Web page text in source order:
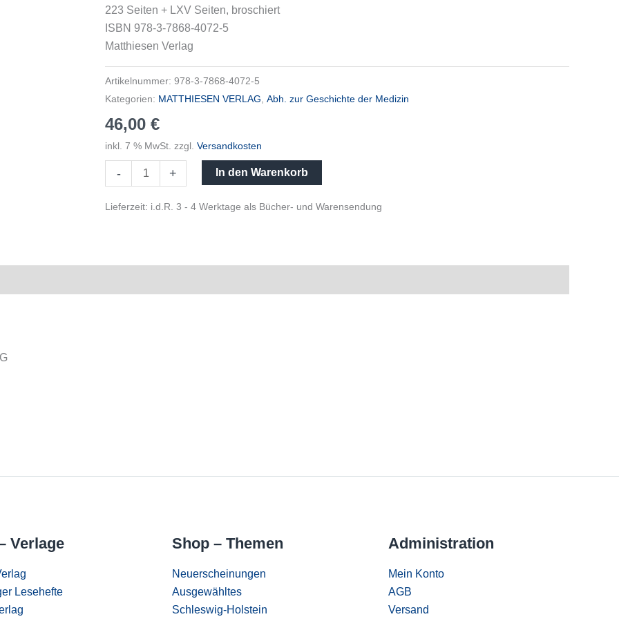
223 Seiten + LXV Seiten, broschiert
ISBN 978-3-7868-4072-5
Matthiesen Verlag
Artikelnummer: 978-3-7868-4072-5
Kategorien: MATTHIESEN VERLAG Abh. zur Geschichte der Medizin
46,00 €
inkl. 7 % MwSt. zzgl. Versandkosten
-
zu
Würzburg
1819-
1829
Menge
+ In den Warenkorb
Lieferzeit: i.d.R. 3 - 4 Werktage als Bücher- und Warensendung
Verlage
Lesehefte
Shop – Themen
Neuerscheinungen
Ausgewähltes
Schleswig-Holstein
Administration
Mein Konto
AGB
Versand